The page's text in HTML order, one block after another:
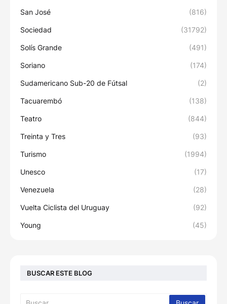
San José (816)
Sociedad (31792)
Solís Grande (491)
Soriano (174)
Sudamericano Sub-20 de Fútsal (2)
Tacuarembó (138)
Teatro (844)
Treinta y Tres (93)
Turismo (1994)
Unesco (17)
Venezuela (28)
Vuelta Ciclista del Uruguay (92)
Young (45)
BUSCAR ESTE BLOG